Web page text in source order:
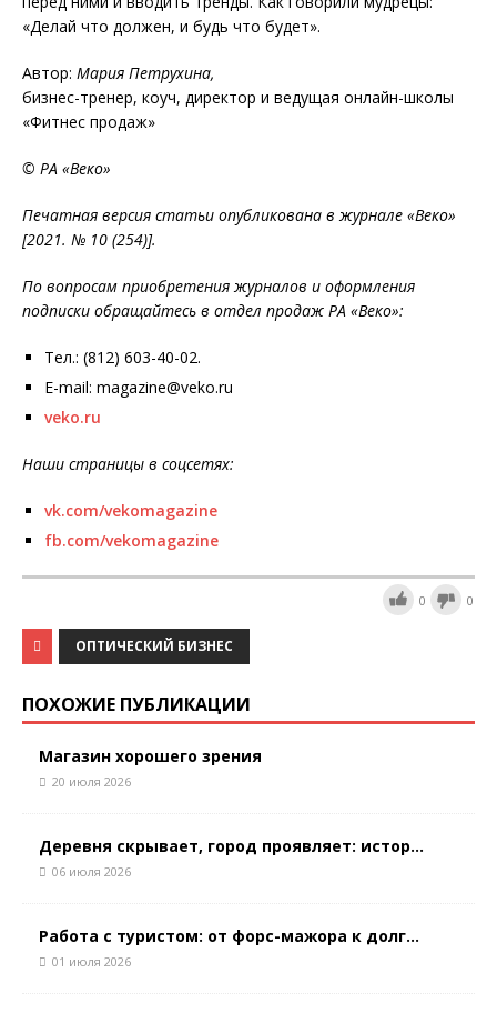
«Делай что должен, и будь что будет».
Автор: Мария Петрухина,
бизнес-тренер, коуч, директор и ведущая онлайн-школы
«Фитнес продаж»
© РА «Веко»
Печатная версия статьи опубликована в журнале «Веко»
[2021. № 10 (254)].
По вопросам приобретения журналов и оформления
подписки обращайтесь в отдел продаж РА «Веко»:
Тел.: (812) 603-40-02.
E-mail: magazine@veko.ru
veko.ru
Наши страницы в соцсетях:
vk.com/vekomagazine
fb.com/vekomagazine
0 0
ОПТИЧЕСКИЙ БИЗНЕС
ПОХОЖИЕ ПУБЛИКАЦИИ
Магазин хорошего зрения
20 июля 2026
Деревня скрывает, город проявляет: истор...
06 июля 2026
Работа с туристом: от форс-мажора к долг...
01 июля 2026